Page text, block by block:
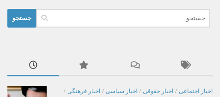
برای:
اخبار اجتماعی / اخبار حقوقی / اخبار سیاسی / اخبار فرهنگی /